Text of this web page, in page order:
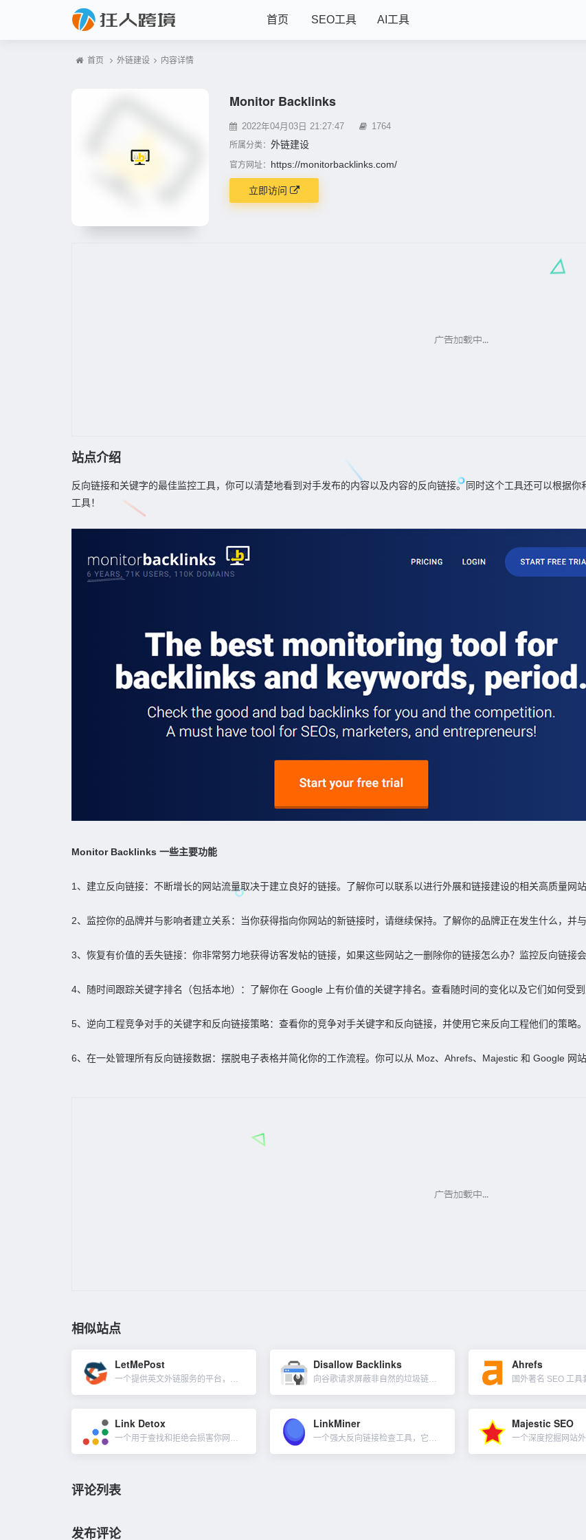
首页 SEO工具 AI工具
首页 外链建设 内容详情
Monitor Backlinks
2022年04月03日 21:27:47
1764
所属分类：外链建设
官方网址： https://monitorbacklinks.com/
立即访问
站点介绍
反向链接和关键字的最佳监控工具，你可以清楚地看到对手发布的内容以及内容的反向链接。同时这个工具还可以根据
工具！
Monitor Backlinks 一些主要功能
1、建立反向链接：不断增长的网站流量取决于建立良好的链接。了解你可以联系以进行外展和链接建设的相关高质量网站
2、监控你的品牌并与影响者建立关系：当你获得指向你网站的新链接时，请继续保持。了解你的品牌正在发生什么，并
3、恢复有价值的丢失链接：你非常努力地获得访客发帖的链接，如果这些网站之一删除你的链接怎么办？监控反向链接会
4、随时间跟踪关键字排名（包括本地）：了解你在 Google 上有价值的关键字排名。查看随时间的变化以及它们如何受到
5、逆向工程竞争对手的关键字和反向链接策略：查看你的竞争对手关键字和反向链接，并使用它来反向工程他们的策略。
6、在一处管理所有反向链接数据：摆脱电子表格并简化你的工作流程。你可以从 Moz、Ahrefs、Majestic 和 Google 网
相似站点
LetMePost
一个提供英文外链服务的平台，也可以免费与高 DA 网站交换链接。提供免费批量 Moz DA、PA 权限检查与垃圾邮件检查工具。而访客发贴服务是付费的，最便宜的是 30 美元，10+DA 的网站发 2...
Disallow Backlinks
向谷歌请求屏蔽非自然的垃圾链接。如果你的网站因非自然链接问题而被采取人工处置措施，或者你预感到网站会因包含付费链接或其他违反 Google 质量指南的链接而被采取人工处置措施，可以要求那些网站移除这些...
Ahrefs
Link Detox
一个用于查找和拒绝会损害你网站不良链接的工具，自动创建拒绝有毒链接文件，恢复并保护你的排名免受 Google 处罚 。它是LinkResearchTools的其中一个工具，清理你的反向链接配置文件，为...
LinkMiner
一个强大反向链接检查工具，它是Mangools的SEO工具套件之一，在数据库中有超过9.5万亿的反向链接，包括 Majestic 的新鲜和历史指数。有10天的免费试用，每24小时可以在LinkMine...
Majestic SEO
评论列表
发布评论